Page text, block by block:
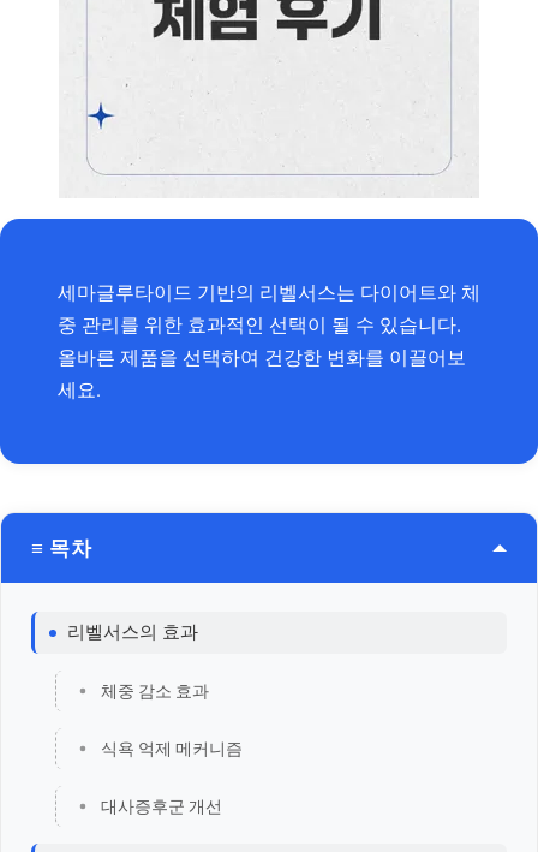
세마글루타이드 기반의 리벨서스는 다이어트와 체
중 관리를 위한 효과적인 선택이 될 수 있습니다.
올바른 제품을 선택하여 건강한 변화를 이끌어보
세요.
≡ 목차
리벨서스의 효과
체중 감소 효과
식욕 억제 메커니즘
대사증후군 개선